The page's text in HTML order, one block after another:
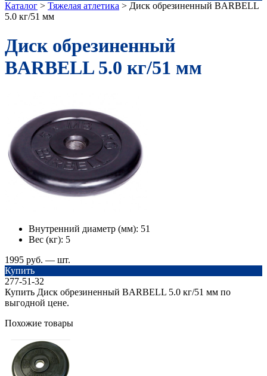
Каталог > Тяжелая атлетика > Диск обрезиненный BARBELL
5.0 кг/51 мм
Диск обрезиненный
BARBELL 5.0 кг/51 мм
Внутренний диаметр (мм): 51
Вес (кг): 5
1995 руб. — шт.
Купить
277-51-32
Купить Диск обрезиненный BARBELL 5.0 кг/51 мм по
выгодной цене.
Похожие товары